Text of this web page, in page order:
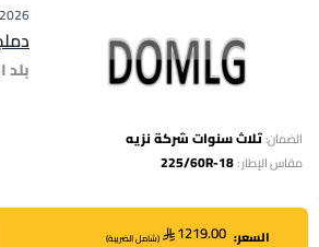
2026
الضمان:ثلاث سنوات شركة نزيه
مقاس الإطار:
225/60R-18
السعر: 1219.00
(شامل الضريبة)